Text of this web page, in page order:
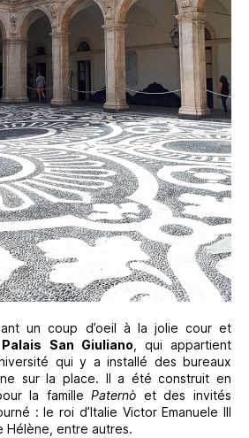
un coup d’oeil à la jolie cour et
Palais San Giuliano, qui appartient
qui y a installé des bureaux
sur la place. Il a été construit en
la famillePaternò et des invités
: le roi d’Italie Victor Emanuele III
Hélène, entre autres.